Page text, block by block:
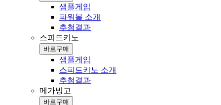
샘플게임
파워볼 소개
추첨결과
스피드키노
바로구매
샘플게임
스피드키노 소개
추첨결과
메가빙고
바로구매